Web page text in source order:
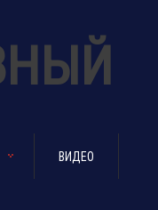
ВИДЕО